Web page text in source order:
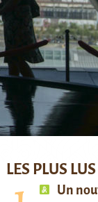
LES PLUS LUS
Un